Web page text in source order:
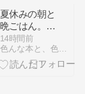
夏休みの朝と
晩ごはん。一
人で過ごす休
日
14時間前
色んな本と、色んな料理